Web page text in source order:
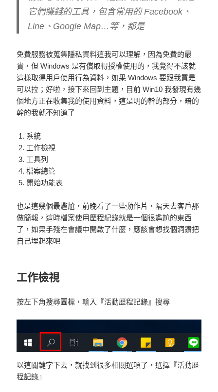
它們賺錢的工具，包含常用的 Facebook、
Line、Google Map…等，都是
免費服務被蒐集隱私資料這我可以理解，因為免費的最
貴，但 Windows 是有償取得授權使用的，我覺得不該就
這樣取得用戶使用行為資料，如果 Windows 要跟我買是
可以拉；好啦，接下來回到主題，目前 Win10 我發現有幾
個地方正在收集我的使用資料，這是明的幹的部分，暗的
幹的我就不知道了
系統
工作檢視
工具列
檔案總管
開始功能表
也是這幾個最尷尬，前晚看了一些動作片，隔天去客戶那
做簡報，這時檔案使用歷程紀錄就是一個很尷尬的東西
了，如果手殘在會議中開啟了什麼，應該會想找個洞鑽把
自己埋起來吧
工作檢視
按左下角搜尋圖標，輸入『活動歷程記錄』搜尋
以這關鍵字下去，就找到很多相關選項了，選擇『活動歷
程記錄』